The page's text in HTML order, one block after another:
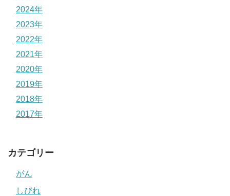
2024年
2023年
2022年
2021年
2020年
2019年
2018年
2017年
カテゴリー
がん
しびれ